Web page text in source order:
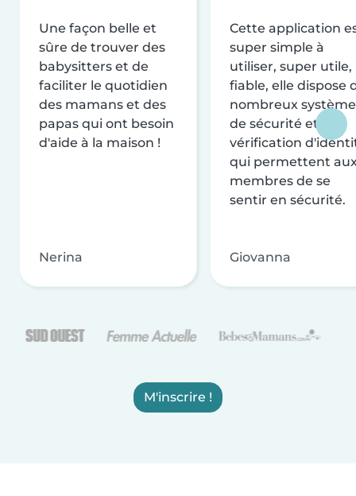
Une façon belle et
sûre de trouver des
babysitters et de
faciliter le quotidien
des mamans et des
papas qui ont besoin
d'aide à la maison !
Nerina
Cette application
super simple à
utiliser, super utile,
fiable, elle dispose
nombreux
de sécurité et de
vérification
qui permettent
membres de se
sentir en sécurité.
Giovanna
M'inscrire !